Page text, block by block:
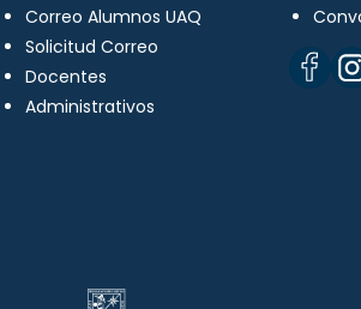
Correo Alumnos UAQ
Solicitud Correo
Docentes
Administrativos